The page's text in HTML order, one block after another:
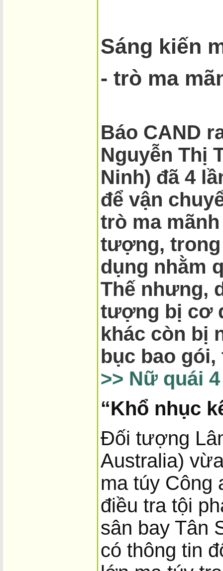
Sáng kiến
- trò ma
Báo CAND
Nguyễn Thị
Ninh) đã 4
để vận
trò ma
tượng,
dụng nhằm
Thế nhưng,
tượng bị cơ
khác còn bị
bục bao
>> Nữ quái
“Khổ nhục
Đối tượng
Australia)
ma túy Công
điều tra tội
sân bay Tân
có thông tin